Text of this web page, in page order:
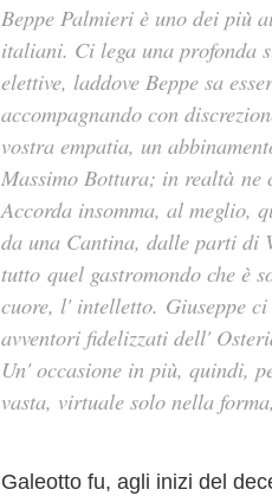
Beppe Palmieri è uno dei più
italiani. Ci lega una profonda
elettive, laddove Beppe sa
accompagnando con
vostra empatia, un
Massimo Bottura; in realtà
Accorda insomma, al meglio,
da una Cantina, dalle parti di
tutto quel gastromondo che
cuore, l' intelletto. Giuseppe
avventori fidelizzati dell'
Un' occasione in più, quindi,
vasta, virtuale solo nella
Galeotto fu, agli inizi del